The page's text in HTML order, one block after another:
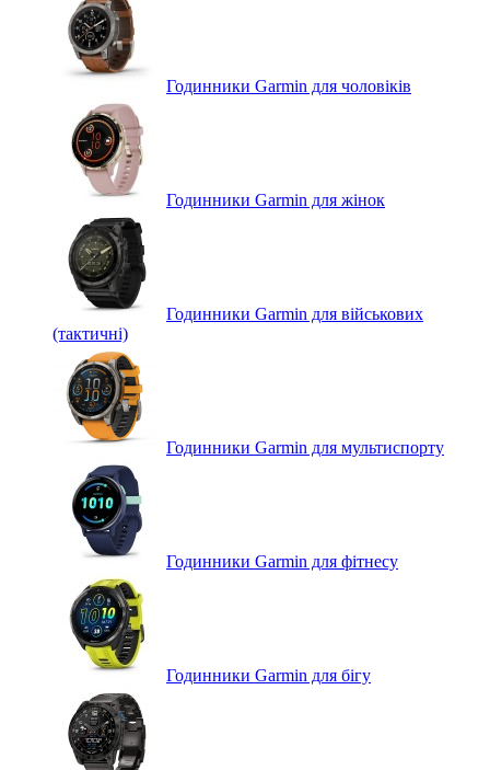
Годинники Garmin для чоловіків
Годинники Garmin для жінок
Годинники Garmin для військових
(тактичні)
Годинники Garmin для мультиспорту
Годинники Garmin для фітнесу
Годинники Garmin для бігу